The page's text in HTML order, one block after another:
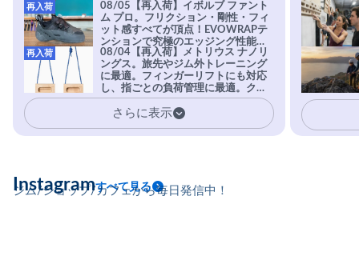
08/05【再入荷】イボルブ ファント
ム プロ。フリクション・剛性・フィ
ット感すべてが頂点！EVOWRAPテ
ンションで究極のエッジング性能を
実現。進化系ラバーEvo-74はTRAX
を凌駕する粘着力で極小ホールドに
安心感。
再入荷
08/04【再入荷】メトリウス ナノリ
ングス。旅先やジム外トレーニング
に最適。フィンガーリフトにも対応
し、指ごとの負荷管理に最適。クラ
イマーの指を本気で鍛えるギア。
再入荷
さらに表示
ジム/ショップ/カフェから毎日発信中！
Instagramすべて見る